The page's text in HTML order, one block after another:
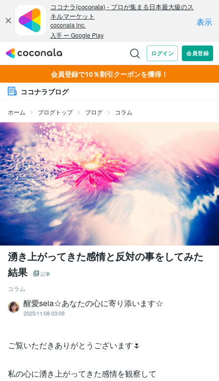
会員登録で10％割引クーポンを獲得！
ココナラブログ
ホーム ブログトップ ブログ コラム
湧き上がってきた感情と反対の事をしてみた
結果
記事
コラム
醒愛seia☆あなたの心に寄り添います☆
2025/11/08 03:09
ご覧いただきありがとうございます🌷
私の心に湧き上がってきた感情を観察して